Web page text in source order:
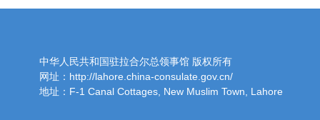
中华人民共和国驻拉合尔总领事馆 版权所有
网址：http://lahore.china-consulate.gov.cn/
地址：F-1 Canal Cottages, New Muslim Town, Lahore